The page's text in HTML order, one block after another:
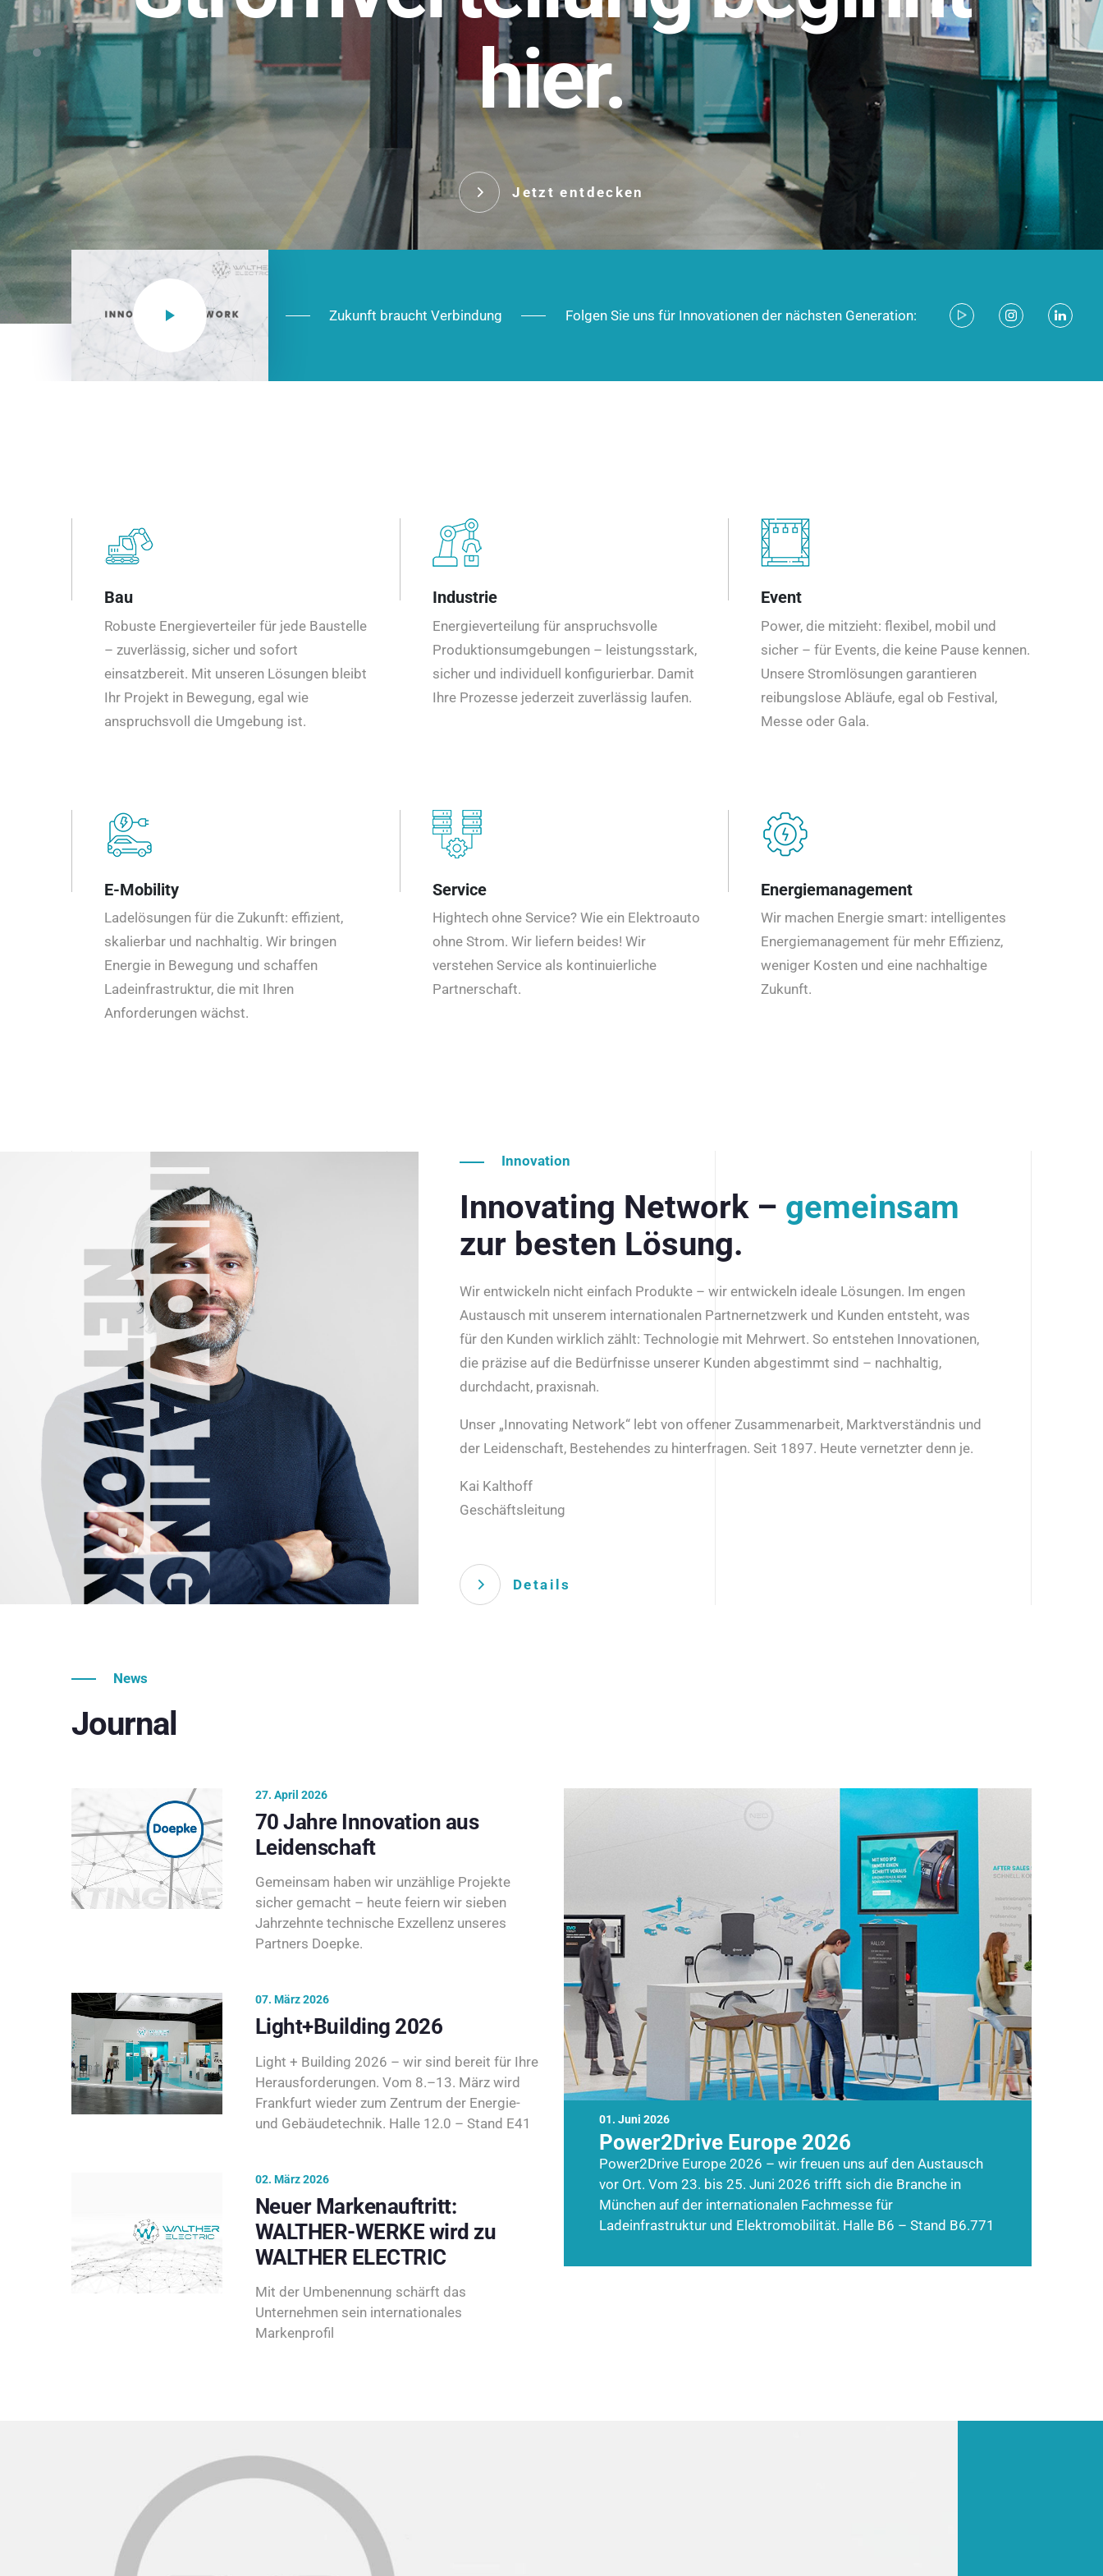
hier.
Jetzt entdecken
NEO CEE: Energieverteilung mit System. Robust im Alltag,
effizient in der Installation, zukunftsfähig im Ausbau.
Das innovative Stecksystem für industrielle Anwendungen –
robust, IP-geschützt und zukunftsfähig.
Jetzt entdecken
Zukunft braucht Verbindung Folgen Sie uns für Innovationen der nächsten Generation:
Bau
Robuste Energieverteiler für jede Baustelle
– zuverlässig, sicher und sofort
einsatzbereit. Mit unseren Lösungen bleibt
Ihr Projekt in Bewegung, egal wie
anspruchsvoll die Umgebung ist.
Industrie
Energieverteilung für anspruchsvolle
Produktionsumgebungen – leistungsstark,
sicher und individuell konfigurierbar. Damit
Ihre Prozesse jederzeit zuverlässig laufen.
Event
Power, die mitzieht: flexibel, mobil und
sicher – für Events, die keine Pause kennen.
Unsere Stromlösungen garantieren
reibungslose Abläufe, egal ob Festival,
Messe oder Gala.
E-Mobility
Ladelösungen für die Zukunft: effizient,
skalierbar und nachhaltig. Wir bringen
Energie in Bewegung und schaffen
Ladeinfrastruktur, die mit Ihren
Anforderungen wächst.
Service
Hightech ohne Service? Wie ein Elektroauto
ohne Strom. Wir liefern beides! Wir
verstehen Service als kontinuierliche
Partnerschaft.
Energiemanagement
Wir machen Energie smart: intelligentes
Energiemanagement für mehr Effizienz,
weniger Kosten und eine nachhaltige
Zukunft.
Innovation
Innovating Network – gemeinsam
zur besten Lösung.
Wir entwickeln nicht einfach Produkte – wir entwickeln ideale Lösungen. Im engen
Austausch mit unserem internationalen Partnernetzwerk und Kunden entsteht, was
für den Kunden wirklich zählt: Technologie mit Mehrwert. So entstehen Innovationen,
die präzise auf die Bedürfnisse unserer Kunden abgestimmt sind – nachhaltig,
durchdacht, praxisnah.
Unser „Innovating Network“ lebt von offener Zusammenarbeit, Marktverständnis und
der Leidenschaft, Bestehendes zu hinterfragen. Seit 1897. Heute vernetzter denn je.
Kai Kalthoff
Geschäftsleitung
Details
News
Journal
01. Juni 2026
Power2Drive Europe 2026
Power2Drive Europe 2026 – wir freuen uns auf den Austausch
vor Ort. Vom 23. bis 25. Juni 2026 trifft sich die Branche in
München auf der internationalen Fachmesse für
Ladeinfrastruktur und Elektromobilität. Halle B6 – Stand B6.771
27. April 2026
70 Jahre Innovation aus
Leidenschaft
Gemeinsam haben wir unzählige Projekte
sicher gemacht – heute feiern wir sieben
Jahrzehnte technische Exzellenz unseres
Partners Doepke.
07. März 2026
Light+Building 2026
Light + Building 2026 – wir sind bereit für Ihre
Herausforderungen. Vom 8.–13. März wird
Frankfurt wieder zum Zentrum der Energie-
und Gebäudetechnik. Halle 12.0 – Stand E41
02. März 2026
Neuer Markenauftritt:
WALTHER-WERKE wird zu
WALTHER ELECTRIC
Mit der Umbenennung schärft das
Unternehmen sein internationales
Markenprofil